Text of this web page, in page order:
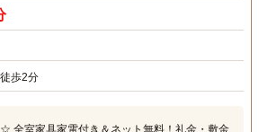
歩2分
全室家具家電付き＆ネット無料！礼金・敷金